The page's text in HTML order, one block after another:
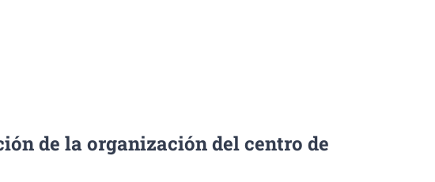
de la organización del centro de